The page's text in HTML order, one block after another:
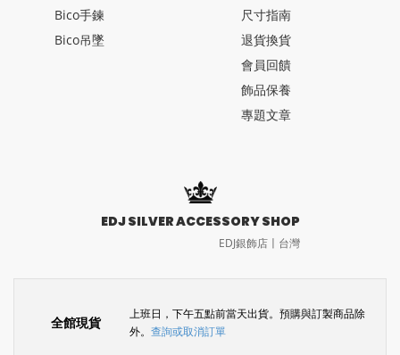
Bico手鍊
Bico吊墜
尺寸指南
退貨換貨
會員回饋
飾品保養
專題文章
EDJ SILVER ACCESSORY SHOP
EDJ銀飾店〡台灣
全館現貨
上班日，下午五點前當天出貨。預購與訂製商品除
外。 查詢或取消訂單